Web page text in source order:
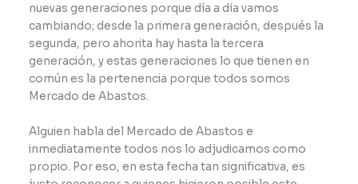
nuevas generaciones porque día a día vamos
cambiando; desde la primera generación, después la
segunda, pero ahorita hay hasta la tercera
generación, y estas generaciones lo que tienen en
común es la pertenencia porque todos somos
Mercado de Abastos.
Alguien habla del Mercado de Abastos e
inmediatamente todos nos lo adjudicamos como
propio. Por eso, en esta fecha tan significativa, es